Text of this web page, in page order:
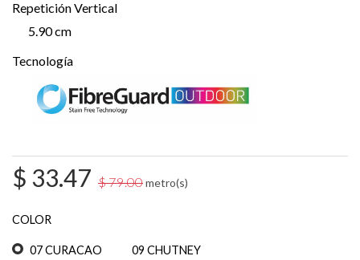
Repetición Vertical
5.90 cm
Tecnología
$ 33.47 $79.00metro(s)
COLOR
07 CURACAO 09 CHUTNEY